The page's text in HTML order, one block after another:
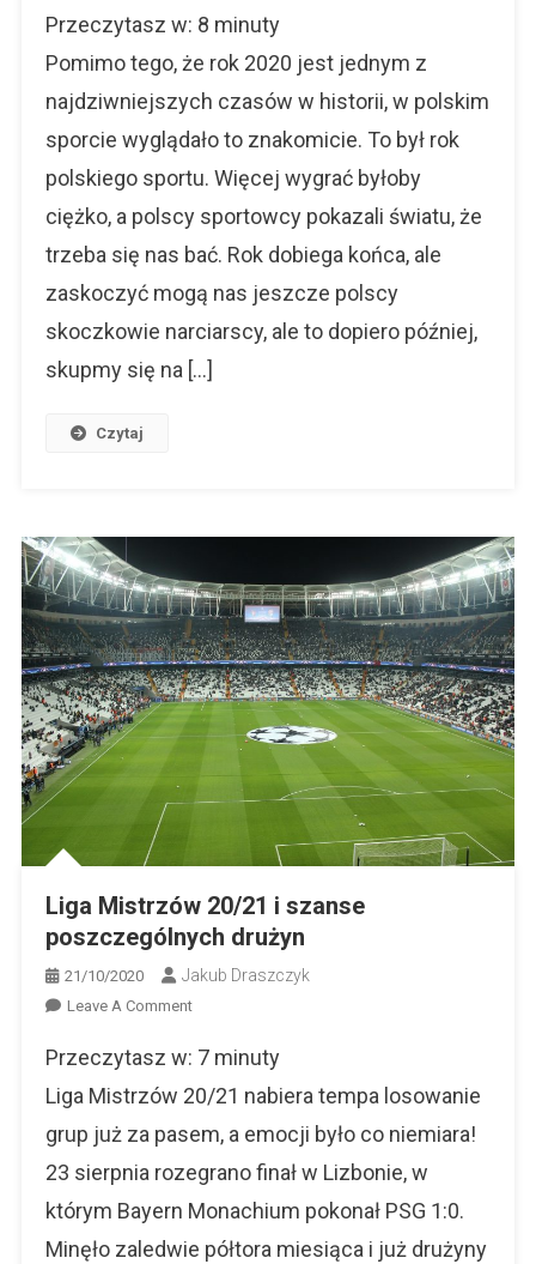
Był
Rok
Sportu!
–
Przeczytasz w: 8 minuty
Pomimo tego, że rok 2020 jest jednym z
najdziwniejszych czasów w historii, w polskim
sporcie wyglądało to znakomicie. To był rok
polskiego sportu. Więcej wygrać byłoby
ciężko, a polscy sportowcy pokazali światu, że
trzeba się nas bać. Rok dobiega końca, ale
zaskoczyć mogą nas jeszcze polscy
skoczkowie narciarscy, ale to dopiero później,
skupmy się na […]
Czytaj
Liga Mistrzów 20/21 i szanse
poszczególnych drużyn
21/10/2020 Jakub Draszczyk
Leave A CommentOn
Mistrzów
20/21
Szanse
Poszczególnych
Przeczytasz w: 7 minuty
Liga Mistrzów 20/21 nabiera tempa losowanie
grup już za pasem, a emocji było co niemiara!
23 sierpnia rozegrano finał w Lizbonie, w
którym Bayern Monachium pokonał PSG 1:0.
Minęło zaledwie półtora miesiąca i już drużyny